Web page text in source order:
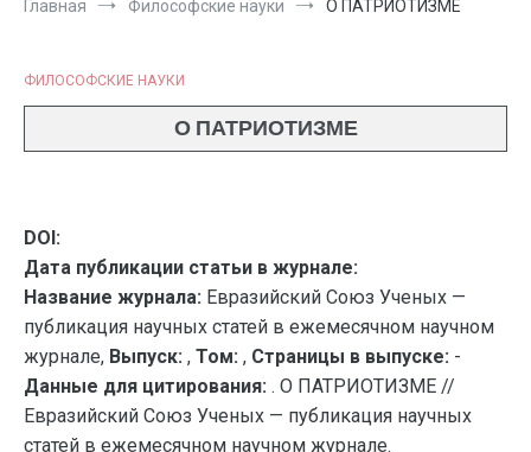
Главная Философские науки О ПАТРИОТИЗМЕ
ФИЛОСОФСКИЕ НАУКИ
О ПАТРИОТИЗМЕ
DOI:
Дата публикации статьи в журнале:
Название журнала: Евразийский Союз Ученых —
публикация научных статей в ежемесячном научном
журнале, Выпуск: , Том: , Страницы в выпуске: -
Данные для цитирования: . О ПАТРИОТИЗМЕ //
Евразийский Союз Ученых — публикация научных
статей в ежемесячном научном журнале.